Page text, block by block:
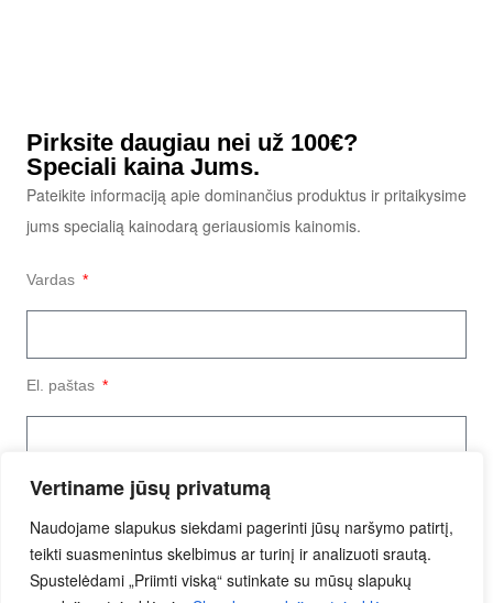
Vertiname jūsų privatumą
Naudojame slapukus siekdami pagerinti jūsų naršymo patirtį,
teikti suasmenintus skelbimus ar turinį ir analizuoti srautą.
Spustelėdami „Priimti viską“ sutinkate su mūsų slapukų
Pirksite daugiau nei už 100€?
Speciali kaina Jums.
Pateikite informaciją apie dominančius produktus ir pritaikysime
jums specialią kainodarą geriausiomis kainomis.
Vardas
El. paštas
Užklausos tekstas